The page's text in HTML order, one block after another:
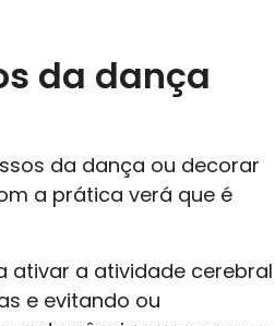
da dança
da dança ou decorar
a prática verá que é
ativar a atividade cerebral
e evitando ou